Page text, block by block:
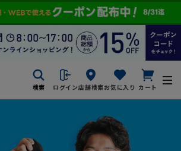
検索 ログイン店舗検索お気に入り カート